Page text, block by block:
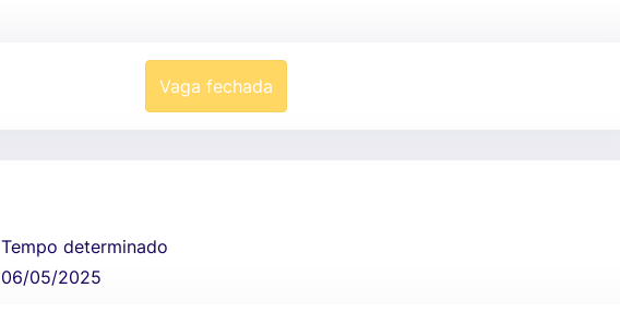
Vaga fechada
Tempo determinado
06/05/2025